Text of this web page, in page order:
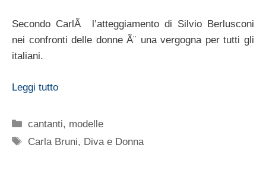
Secondo CarlÃ l’atteggiamento di Silvio Berlusconi
nei confronti delle donne Ã¨ una vergogna per tutti gli
italiani.
Leggi tutto
Categorie
cantanti, modelle
Tag
Carla Bruni, Diva e Donna